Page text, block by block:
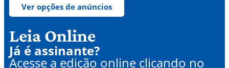
Ver opções de anúncios
Leia Online
Já é assinante?
Acesse a edição online clicando no